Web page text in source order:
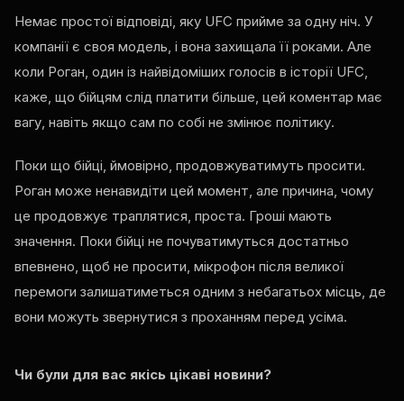
Немає простої відповіді, яку UFC прийме за одну ніч. У
компанії є своя модель, і вона захищала її роками. Але
коли Роган, один із найвідоміших голосів в історії UFC,
каже, що бійцям слід платити більше, цей коментар має
вагу, навіть якщо сам по собі не змінює політику.
Поки що бійці, ймовірно, продовжуватимуть просити.
Роган може ненавидіти цей момент, але причина, чому
це продовжує траплятися, проста. Гроші мають
значення. Поки бійці не почуватимуться достатньо
впевнено, щоб не просити, мікрофон після великої
перемоги залишатиметься одним з небагатьох місць, де
вони можуть звернутися з проханням перед усіма.
Чи були для вас якісь цікаві новини?